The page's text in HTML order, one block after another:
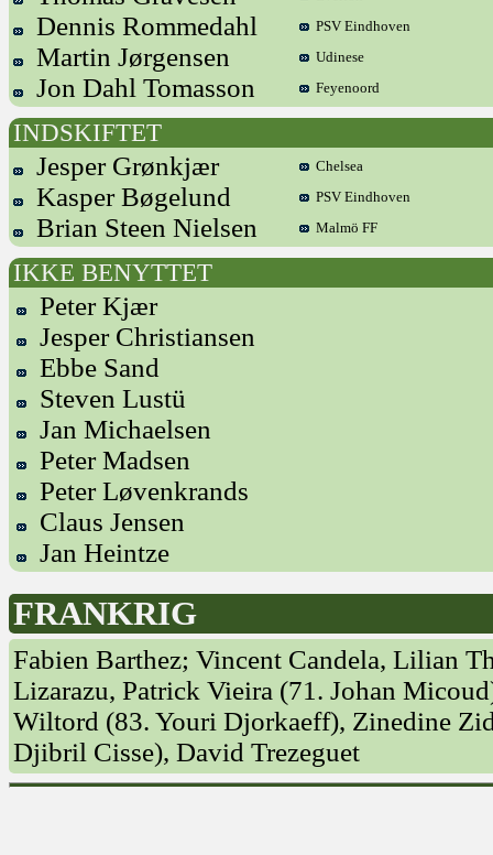
Dennis Rommedahl PSV Eindhoven
Martin Jørgensen Udinese
Jon Dahl Tomasson Feyenoord
INDSKIFTET
Jesper Grønkjær Chelsea
Kasper Bøgelund PSV Eindhoven
Brian Steen Nielsen Malmö FF
IKKE BENYTTET
Peter Kjær
Jesper Christiansen
Ebbe Sand
Steven Lustü
Jan Michaelsen
Peter Madsen
Peter Løvenkrands
Claus Jensen
Jan Heintze
FRANKRIG
Fabien Barthez; Vincent Candela, Lilian
Lizarazu, Patrick Vieira (71. Johan
Wiltord (83. Youri Djorkaeff), Zinedine
Djibril Cisse), David Trezeguet